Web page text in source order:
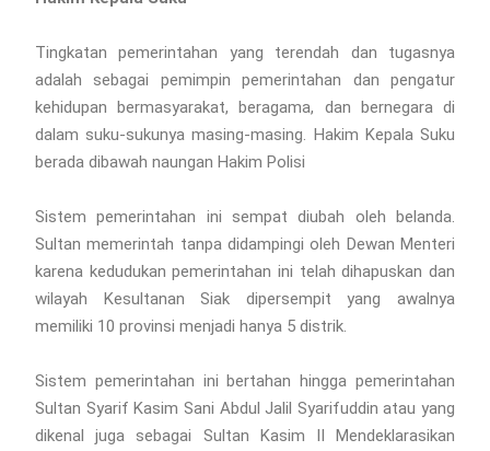
Tingkatan pemerintahan yang terendah dan tugasnya
adalah sebagai pemimpin pemerintahan dan pengatur
kehidupan bermasyarakat, beragama, dan bernegara di
dalam suku-sukunya masing-masing. Hakim Kepala Suku
berada dibawah naungan Hakim Polisi
Sistem pemerintahan ini sempat diubah oleh belanda.
Sultan memerintah tanpa didampingi oleh Dewan Menteri
karena kedudukan pemerintahan ini telah dihapuskan dan
wilayah Kesultanan Siak dipersempit yang awalnya
memiliki 10 provinsi menjadi hanya 5 distrik.
Sistem pemerintahan ini bertahan hingga pemerintahan
Sultan Syarif Kasim Sani Abdul Jalil Syarifuddin atau yang
dikenal juga sebagai Sultan Kasim II Mendeklarasikan